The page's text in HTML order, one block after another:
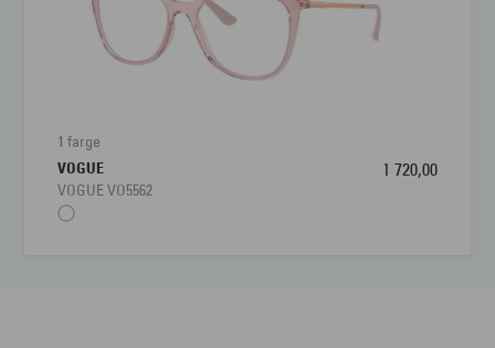
1 farge
VOGUE
VOGUE VO5562
1 720,00